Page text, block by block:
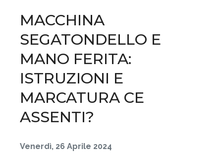
MACCHINA
SEGATONDELLO E
MANO FERITA:
ISTRUZIONI E
MARCATURA CE
ASSENTI?
Venerdì, 26 Aprile 2024